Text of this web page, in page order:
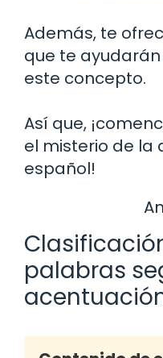
Además, te
que te
este concepto.
Así que,
el misterio de la
español!
palabras